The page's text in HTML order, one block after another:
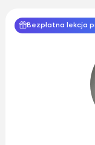
Bezpłatna lekcja